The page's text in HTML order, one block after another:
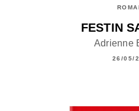
FESTIN
Adrienne
26/05/